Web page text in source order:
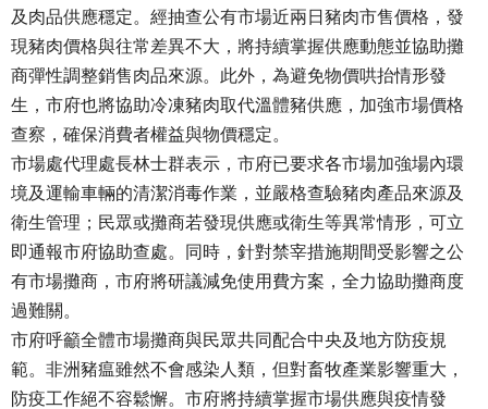
及肉品供應穩定。經抽查公有市場近兩日豬肉市售價格，發
現豬肉價格與往常差異不大，將持續掌握供應動態並協助攤
商彈性調整銷售肉品來源。此外，為避免物價哄抬情形發
生，市府也將協助冷凍豬肉取代溫體豬供應，加強市場價格
查察，確保消費者權益與物價穩定。
市場處代理處長林士群表示，市府已要求各市場加強場內環
境及運輸車輛的清潔消毒作業，並嚴格查驗豬肉產品來源及
衛生管理；民眾或攤商若發現供應或衛生等異常情形，可立
即通報市府協助查處。同時，針對禁宰措施期間受影響之公
有市場攤商，市府將研議減免使用費方案，全力協助攤商度
過難關。
市府呼籲全體市場攤商與民眾共同配合中央及地方防疫規
範。非洲豬瘟雖然不會感染人類，但對畜牧產業影響重大，
防疫工作絕不容鬆懈。市府將持續掌握市場供應與疫情發